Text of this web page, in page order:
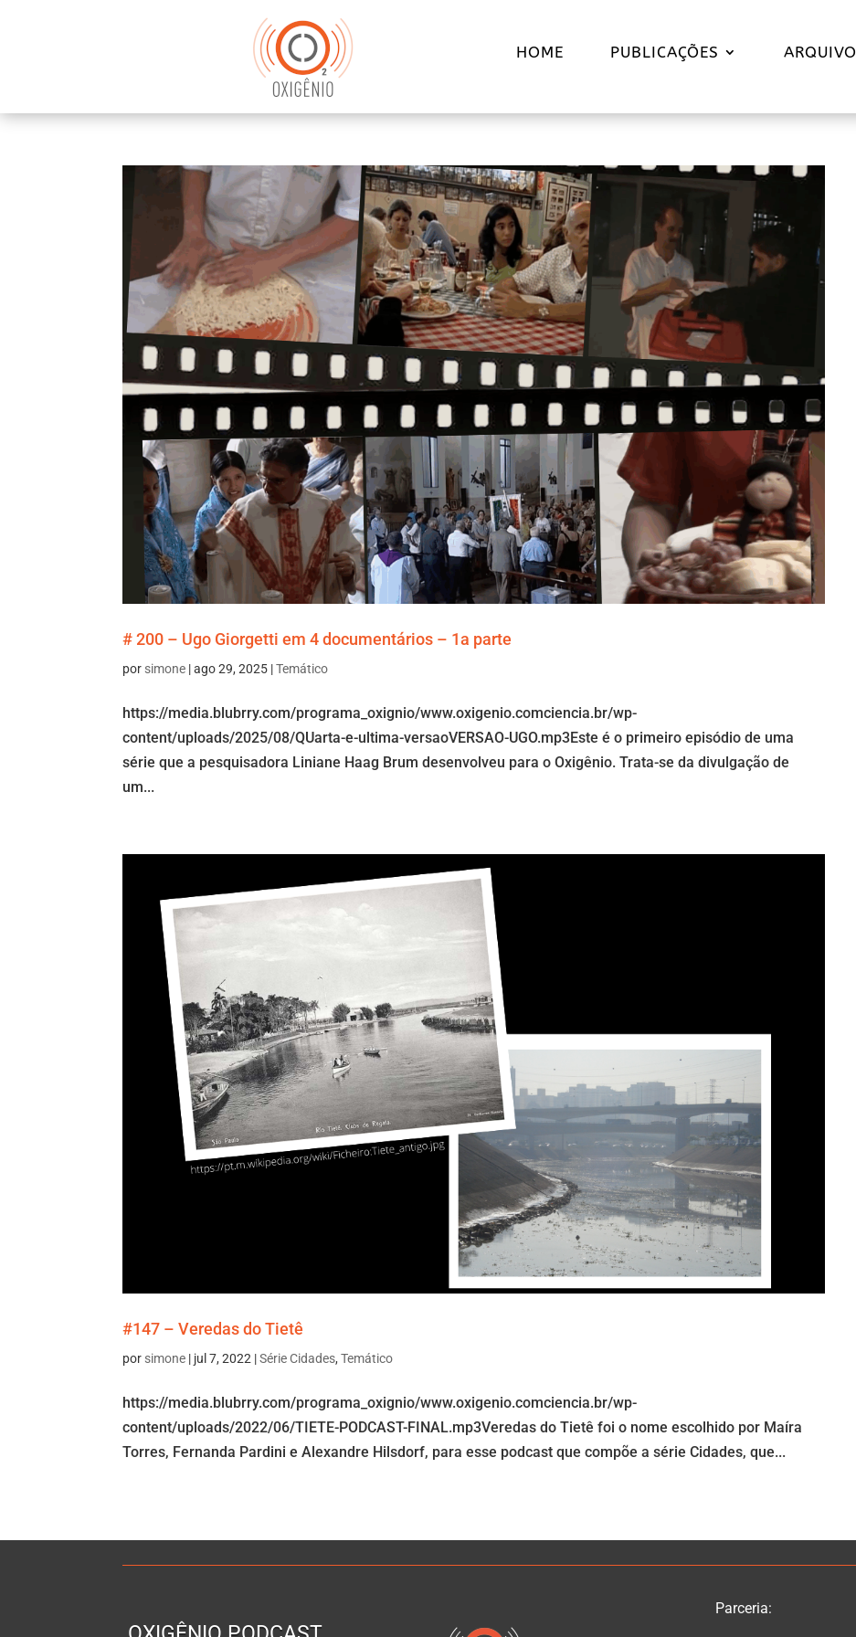
HOME PUBLICAÇÕES ARQUIVO
# 200 – Ugo Giorgetti em 4 documentários – 1a parte
por simone |ago 29, 2025 |Temático
https://media.blubrry.com/programa_oxignio/www.oxigenio.comciencia.br/wp-
content/uploads/2025/08/QUarta-e-ultima-versaoVERSAO-UGO.mp3Este é o primeiro episódio de uma
série que a pesquisadora Liniane Haag Brum desenvolveu para o Oxigênio. Trata-se da divulgação de
um...
#147 – Veredas do Tietê
por simone | jul 7, 2022 |Série Cidades,Temático
https://media.blubrry.com/programa_oxignio/www.oxigenio.comciencia.br/wp-
content/uploads/2022/06/TIETE-PODCAST-FINAL.mp3Veredas do Tietê foi o nome escolhido por Maíra
Torres, Fernanda Pardini e Alexandre Hilsdorf, para esse podcast que compõe a série Cidades, que...
Parceria: